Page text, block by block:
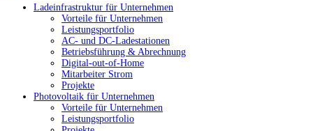
Ladeinfrastruktur für Unternehmen
Vorteile für Unternehmen
Leistungsportfolio
AC- und DC-Ladestationen
Betriebsführung & Abrechnung
Digital-out-of-Home
Mitarbeiter Strom
Projekte
Photovoltaik für Unternehmen
Vorteile für Unternehmen
Leistungsportfolio